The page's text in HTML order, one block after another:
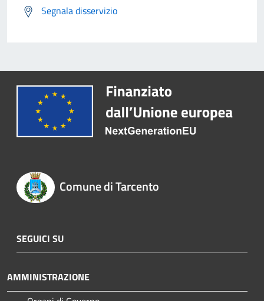
Segnala disservizio
Comune di Tarcento
SEGUICI SU
AMMINISTRAZIONE